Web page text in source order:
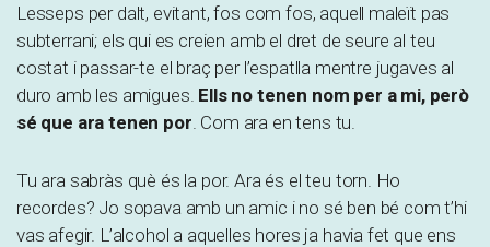
Lesseps per dalt, evitant, fos com fos, aquell maleït pas
subterrani; els qui es creien amb el dret de seure al teu
costat i passar-te el braç per l’espatlla mentre jugaves al
duro amb les amigues. Ells no tenen nom per a mi, però
sé que ara tenen por . Com ara en tens tu.
Tu ara sabràs què és la por. Ara és el teu torn. Ho
recordes? Jo sopava amb un amic i no sé ben bé com t’hi
vas afegir. L’alcohol a aquelles hores ja havia fet que ens